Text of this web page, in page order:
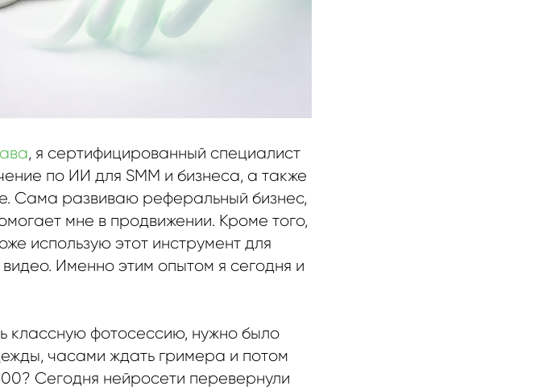
, я сертифицированный специалист
по ИИ для SMM и бизнеса, а также
Сама развиваю реферальный бизнес,
мне в продвижении. Кроме того,
использую этот инструмент для
Именно этим опытом я сегодня и
классную фотосессию, нужно было
часами ждать гримера и потом
Сегодня нейросети перевернули